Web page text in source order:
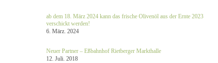
ab dem 18. März 2024 kann das frische Olivenöl aus der Ernte 2023
verschickt werden!
6. März. 2024
Neuer Partner – Eßbahnhof Rietberger Markthalle
12. Juli. 2018